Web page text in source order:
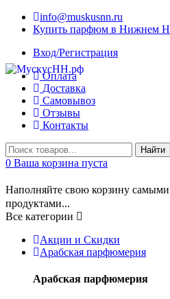
info@muskusnn.ru
Купить парфюм в Нижнем
Вход/Регистрация
Оплата
Доставка
Самовывоз
Отзывы
Контакты
Найти
0 Ваша корзина пуста
Наполняйте свою корзину
продуктами...
Все категории
Акции и Скидки
Арабская парфюмерия
Арабская парфюмерия